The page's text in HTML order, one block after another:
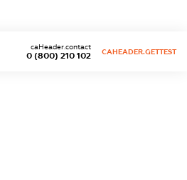
0 (800) 210 102
caHeader.contact
CAHEADER.GETTEST